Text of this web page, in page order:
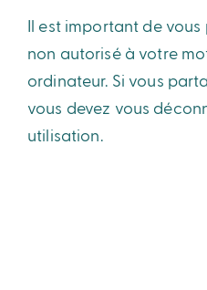
Il est important de vous
non autorisé à votre
ordinateur. Si vous
vous devez vous
utilisation.